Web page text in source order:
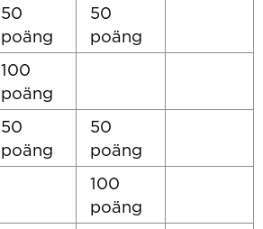
50
poäng
50
poäng
100
poäng
50
poäng
50
poäng
100
poäng